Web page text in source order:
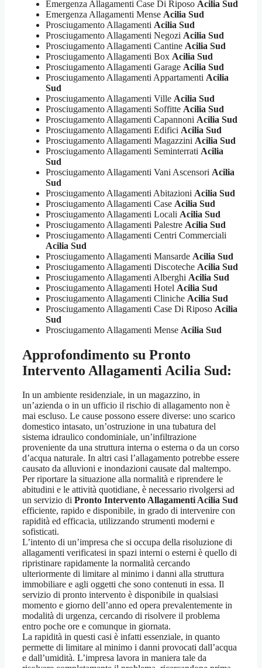
Emergenza Allagamenti Case Di Riposo Acilia Sud
Emergenza Allagamenti Mense Acilia Sud
Prosciugamento Allagamenti Acilia Sud
Prosciugamento Allagamenti Negozi Acilia Sud
Prosciugamento Allagamenti Cantine Acilia Sud
Prosciugamento Allagamenti Box Acilia Sud
Prosciugamento Allagamenti Garage Acilia Sud
Prosciugamento Allagamenti Appartamenti Acilia
Sud
Prosciugamento Allagamenti Ville Acilia Sud
Prosciugamento Allagamenti Soffitte Acilia Sud
Prosciugamento Allagamenti Capannoni Acilia Sud
Prosciugamento Allagamenti Edifici Acilia Sud
Prosciugamento Allagamenti Magazzini Acilia Sud
Prosciugamento Allagamenti Seminterrati Acilia
Sud
Prosciugamento Allagamenti Vani Ascensori Acilia
Sud
Prosciugamento Allagamenti Abitazioni Acilia Sud
Prosciugamento Allagamenti Case Acilia Sud
Prosciugamento Allagamenti Locali Acilia Sud
Prosciugamento Allagamenti Palestre Acilia Sud
Prosciugamento Allagamenti Centri Commerciali
Acilia Sud
Prosciugamento Allagamenti Mansarde Acilia Sud
Prosciugamento Allagamenti Discoteche Acilia Sud
Prosciugamento Allagamenti Alberghi Acilia Sud
Prosciugamento Allagamenti Hotel Acilia Sud
Prosciugamento Allagamenti Cliniche Acilia Sud
Prosciugamento Allagamenti Case Di Riposo Acilia
Sud
Prosciugamento Allagamenti Mense Acilia Sud
Approfondimento su Pronto
Intervento Allagamenti Acilia Sud:
In un ambiente residenziale, in un magazzino, in
un’azienda o in un ufficio il rischio di allagamento non è
mai escluso. Le cause possono essere diverse: uno scarico
domestico intasato, un’ostruzione in una tubatura del
sistema idraulico condominiale, un’infiltrazione
proveniente da una struttura interna o esterna o da un corso
d’acqua naturale. In altri casi l’allagamento potrebbe essere
causato da alluvioni e inondazioni causate dal maltempo.
Per riportare la situazione alla normalità e riprendere le
abitudini e le attività quotidiane, è necessario rivolgersi ad
un servizio di Pronto Intervento Allagamenti Acilia Sud
efficiente, rapido e disponibile, in grado di intervenire con
rapidità ed efficacia, utilizzando strumenti moderni e
sofisticati.
L’intento di un’impresa che si occupa della risoluzione di
allagamenti verificatesi in spazi interni o esterni è quello di
ripristinare rapidamente la normalità cercando
ulteriormente di limitare al minimo i danni alla struttura
immobiliare e agli oggetti che sono contenuti in essa. Il
servizio di pronto intervento è disponibile in qualsiasi
momento e giorno dell’anno ed opera prevalentemente in
modalità di urgenza, cercando di risolvere il problema
entro poche ore e comunque in giornata.
La rapidità in questi casi è infatti essenziale, in quanto
permette di limitare al minimo i danni provocati dall’acqua
e dall’umidità. L’impresa lavora in maniera tale da